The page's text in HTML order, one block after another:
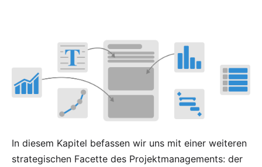
In diesem Kapitel befassen wir uns mit einer weiteren
strategischen Facette des Projektmanagements: der